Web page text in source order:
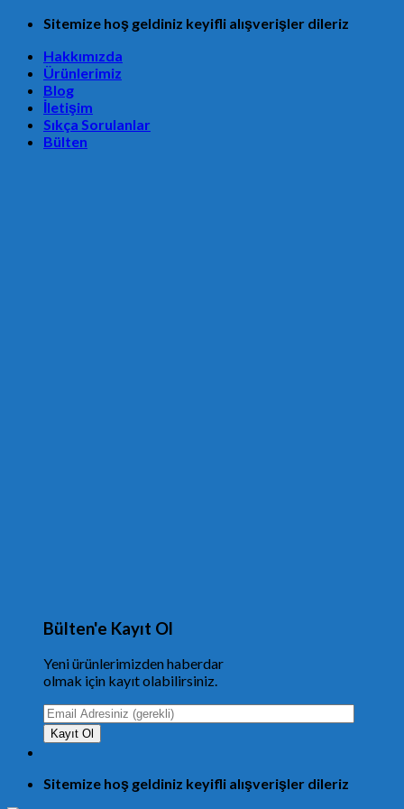
Skip
content
Sitemize hoş geldiniz keyifli alışverişler dileriz
Hakkımızda
Ürünlerimiz
Blog
İletişim
Sıkça Sorulanlar
Bülten
Bülten'e Kayıt Ol
Yeni ürünlerimizden haberdar
olmak için kayıt olabilirsiniz.
Sitemize hoş geldiniz keyifli alışverişler dileriz